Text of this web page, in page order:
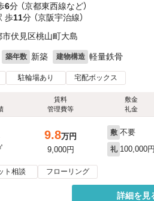
6分 （京都東西線など）
歩11分 （京阪宇治線）
伏見区桃山町大島
築年数 新築 建物構造 軽量鉄骨
駐輪場あり 宅配ボックス
賃料
管理費等
敷金
礼金
9.8万円
9,000円
敷 不要
礼 100,000円
ト相談 フローリング
詳細を見